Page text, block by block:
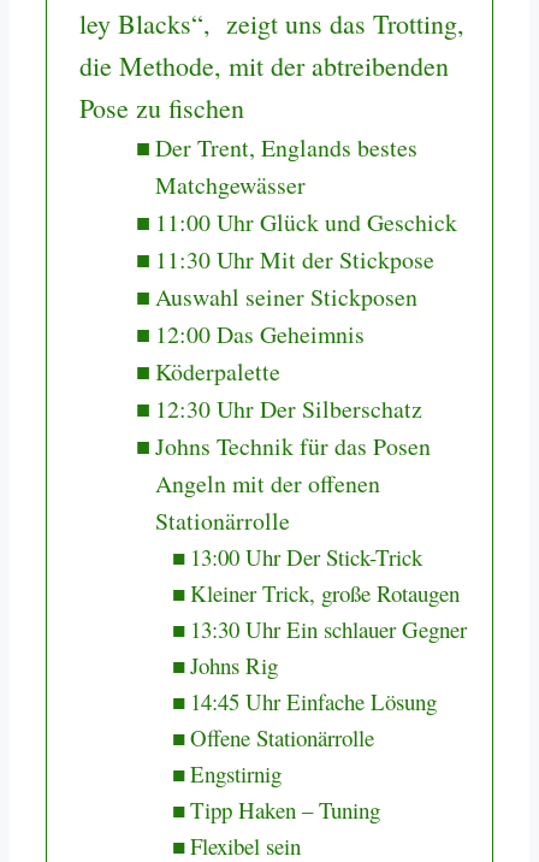
ley Blacks“, zeigt uns das Trotting,
die Methode, mit der abtreibenden
Pose zu fischen
Der Trent, Englands bestes
Matchgewässer
11:00 Uhr Glück und Geschick
11:30 Uhr Mit der Stickpose
Auswahl seiner Stickposen
12:00 Das Geheimnis
Köderpalette
12:30 Uhr Der Silberschatz
Johns Technik für das Posen
Angeln mit der offenen
Stationärrolle
13:00 Uhr Der Stick-Trick
Kleiner Trick, große Rotaugen
13:30 Uhr Ein schlauer Gegner
Johns Rig
14:45 Uhr Einfache Lösung
Offene Stationärrolle
Engstirnig
Tipp Haken – Tuning
Flexibel sein